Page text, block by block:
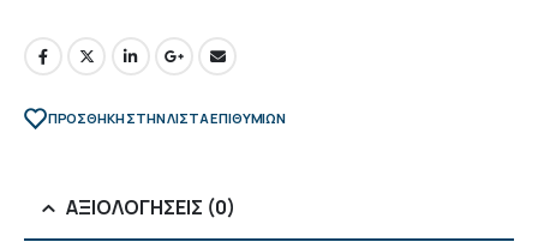
ΠΡΌΣΘΉΚΗ ΣΤΗΝ ΛΊΣΤΑ ΕΠΙΘΥΜΙΏΝ
ΑΞΙΟΛΟΓΉΣΕΙΣ (0)